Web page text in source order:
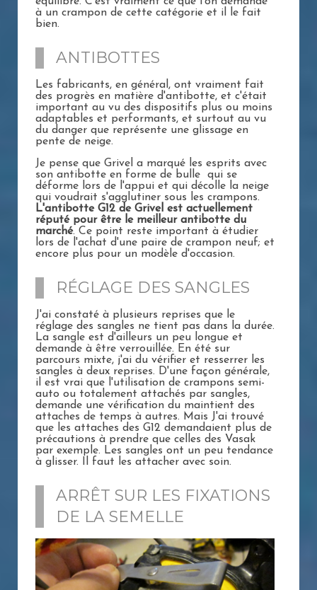
à un crampon de cette catégorie et il le fait
bien.
ANTIBOTTES
Les fabricants, en général, ont vraiment fait
des progrès en matière d'antibotte, et c'était
important au vu des dispositifs plus ou moins
adaptables et performants, et surtout au vu
du danger que représente une glissage en
pente de neige.
Je pense que Grivel a marqué les esprits avec
son antibotte en forme de bulle qui se
déforme lors de l'appui et qui décolle la neige
qui voudrait s'agglutiner sous les crampons.
L'antibotte G12 de Grivel est actuellement
réputé pour être le meilleur antibotte du
marché. Ce point reste important à étudier
lors de l'achat d'une paire de crampon neuf; et
encore plus pour un modèle d'occasion.
RÉGLAGE DES SANGLES
J'ai constaté à plusieurs reprises que le
réglage des sangles ne tient pas dans la durée.
La sangle est d'ailleurs un peu longue et
demande à être verrouillée. En été sur
parcours mixte, j'ai du vérifier et resserrer les
sangles à deux reprises. D'une façon générale,
il est vrai que l'utilisation de crampons semi-
auto ou totalement attachés par sangles,
demande une vérification du maintient des
attaches de temps à autres. Mais J'ai trouvé
que les attaches des G12 demandaient plus de
précautions à prendre que celles des Vasak
par exemple. Les sangles ont un peu tendance
à glisser. Il faut les attacher avec soin.
ARRÊT SUR LES FIXATIONS
DE LA SEMELLE